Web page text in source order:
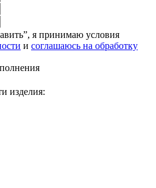
я принимаю условия
и соглашаюсь на обработку
изделия: